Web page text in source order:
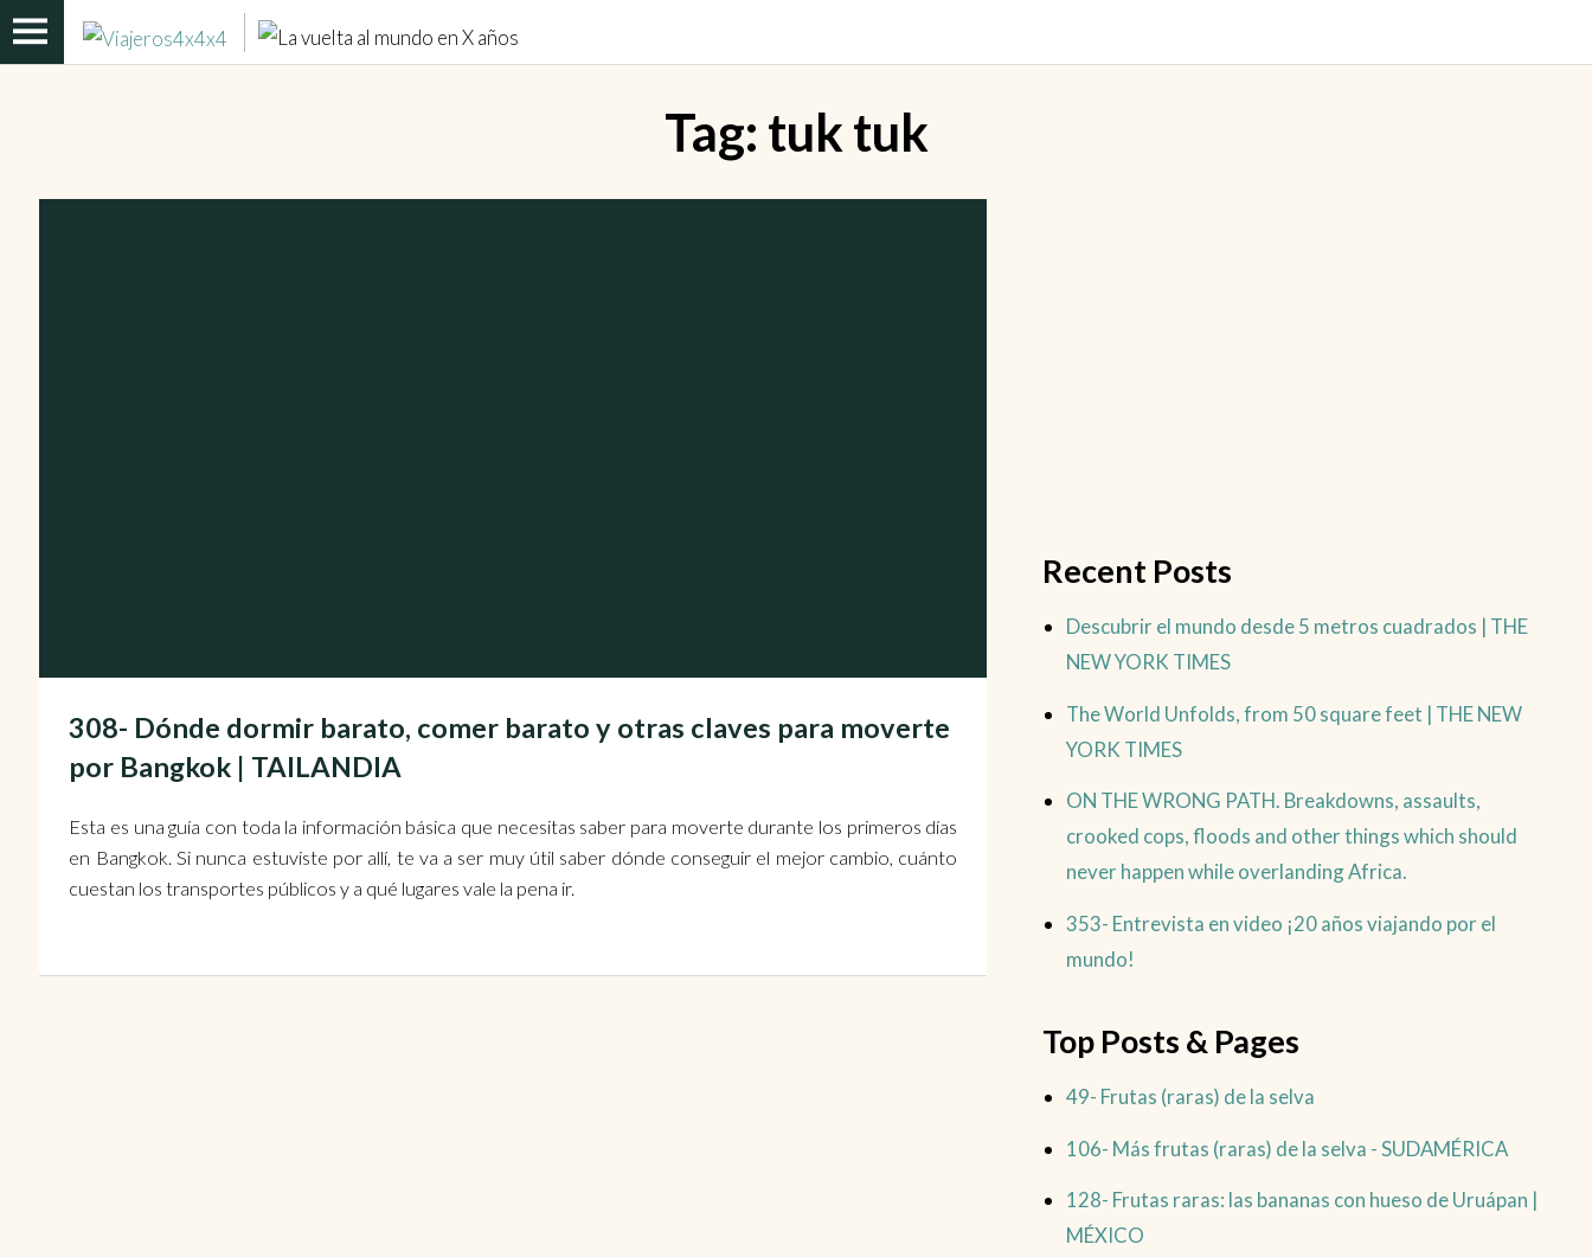
Tag: tuk tuk
308- Dónde dormir barato, comer barato y otras claves para moverte
por Bangkok | TAILANDIA
Esta es una guía con toda la información básica que necesitas saber para moverte durante los primeros días
en Bangkok. Si nunca estuviste por allí, te va a ser muy útil saber dónde conseguir el mejor cambio, cuánto
cuestan los transportes públicos y a qué lugares vale la pena ir.
Recent Posts
Descubrir el mundo desde 5 metros cuadrados | THE
NEW YORK TIMES
The World Unfolds, from 50 square feet | THE NEW
YORK TIMES
ON THE WRONG PATH. Breakdowns, assaults,
crooked cops, floods and other things which should
never happen while overlanding Africa.
353- Entrevista en video ¡20 años viajando por el
mundo!
Top Posts & Pages
49- Frutas (raras) de la selva
106- Más frutas (raras) de la selva - SUDAMÉRICA
128- Frutas raras: las bananas con hueso de Uruápan |
MÉXICO